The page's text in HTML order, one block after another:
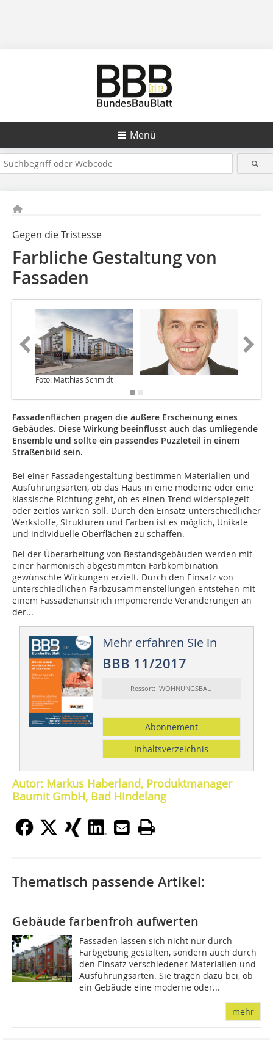
Menü
Gegen die Tristesse
Farbliche Gestaltung von
Fassaden
Foto: Matthias Schmidt
Fassadenflächen prägen die äußere Erscheinung eines
Gebäudes. Diese Wirkung beeinflusst auch das umliegende
Ensemble und sollte ein passendes Puzzleteil in einem
Straßenbild sein.
Bei einer Fassadengestaltung bestimmen Materialien und
Ausführungsarten, ob das Haus in eine moderne oder eine
klassische Richtung geht, ob es einen Trend widerspiegelt
oder zeitlos wirken soll. Durch den Einsatz unterschiedlicher
Werkstoffe, Strukturen und Farben ist es möglich, Unikate
und individuelle Oberflächen zu schaffen.
Bei der Überarbeitung von Bestandsgebäuden werden mit
einer harmonisch abgestimmten Farbkombination
gewünschte Wirkungen erzielt. Durch den Einsatz von
unterschiedlichen Farbzusammenstellungen entstehen mit
einem Fassadenanstrich imponierende Veränderungen an
der...
Mehr erfahren Sie in
BBB 11/2017
Ressort: WOHNUNGSBAU
Abonnement
Inhaltsverzeichnis
Autor: Markus Haberland, Produktmanager
Baumit GmbH, Bad Hindelang
Thematisch passende Artikel:
Gebäude farbenfroh aufwerten
Fassaden lassen sich nicht nur durch
Farbgebung gestalten, sondern auch durch
den Einsatz verschiedener Materialien und
Ausführungsarten. Sie tragen dazu bei, ob
ein Ge­­bäude eine moderne oder...
mehr